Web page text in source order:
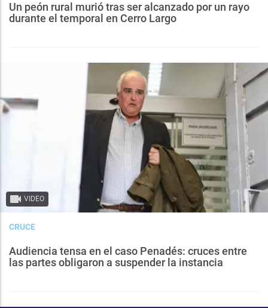
Un peón rural murió tras ser alcanzado por un rayo
durante el temporal en Cerro Largo
VIDEO
CRUCE
Audiencia tensa en el caso Penadés: cruces entre
las partes obligaron a suspender la instancia